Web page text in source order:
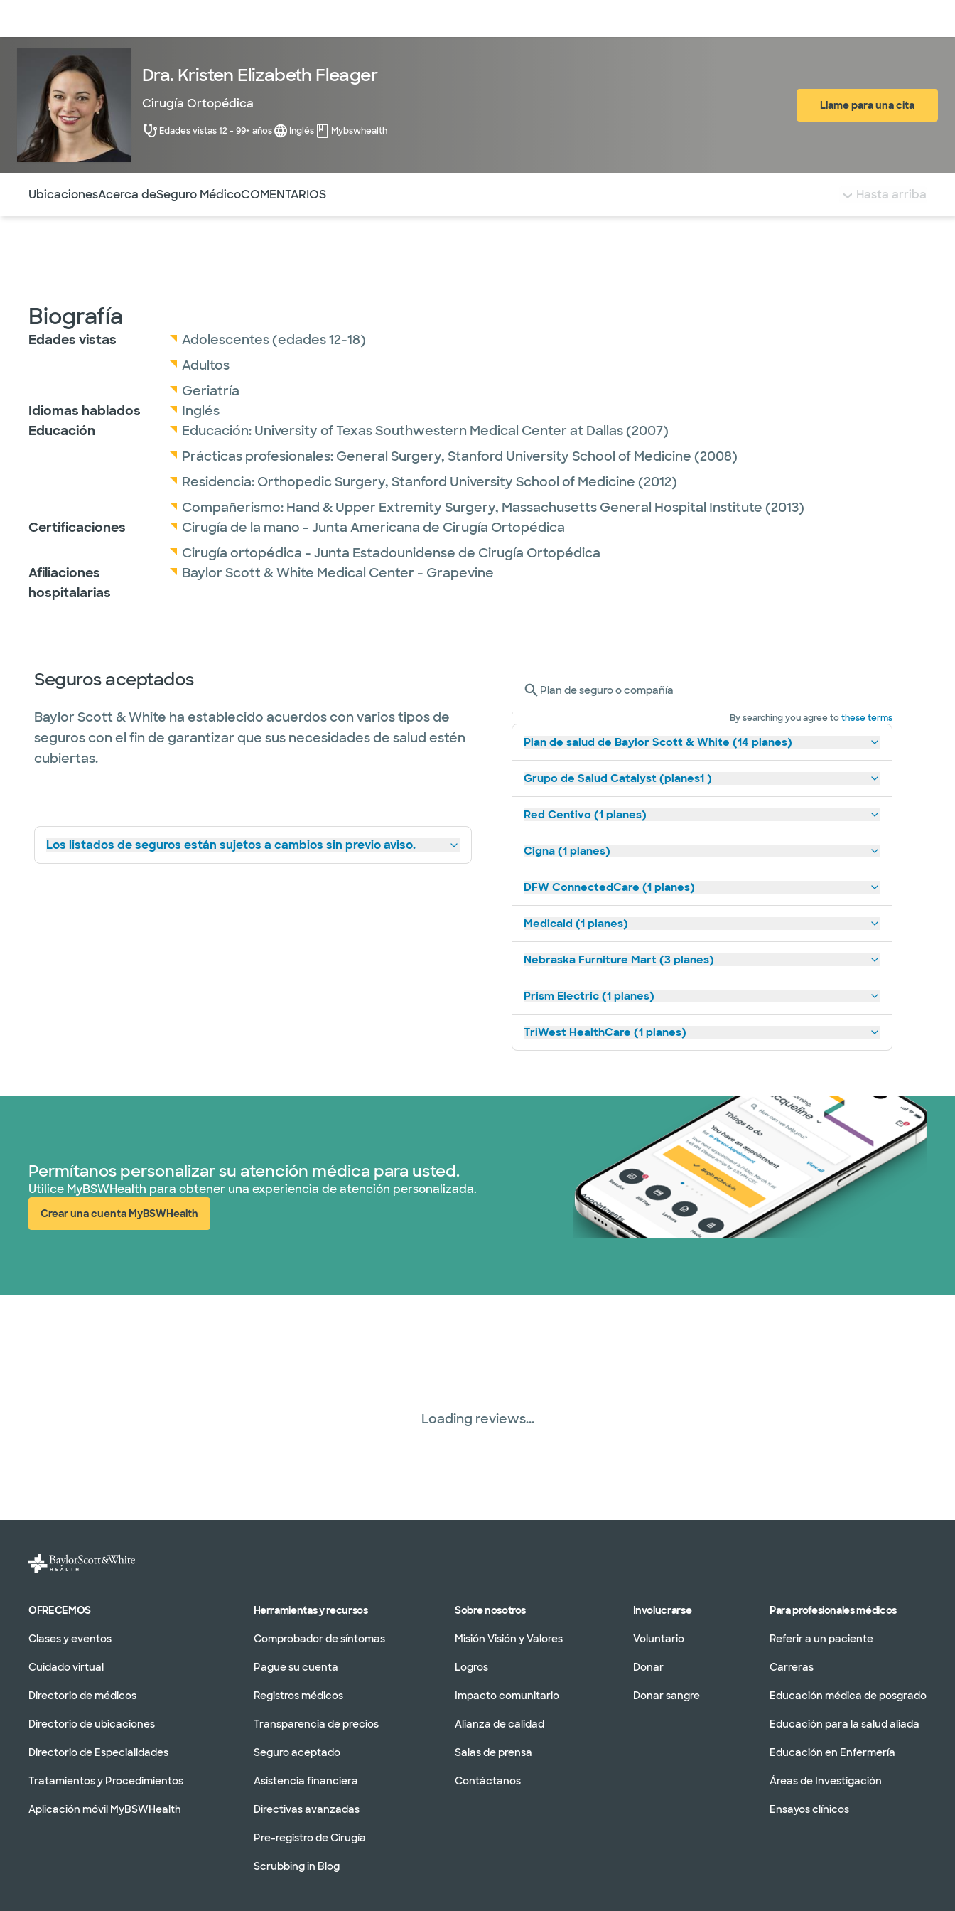
Dra. Kristen Elizabeth Fleager
Cirugía Ortopédica
Edades vistas 12 - 99+ años Inglés Mybswhealth
Llame para una cita
UbicacionesAcerca deSeguro MédicoCOMENTARIOS Hasta arriba
Biografía
Edades vistas
Adolescentes (edades 12-18)
Adultos
Geriatría
Idiomas hablados
Inglés
Educación
Educación: University of Texas Southwestern Medical Center at Dallas(2007)
Prácticas profesionales: General Surgery, Stanford University School of Medicine (2008)
Residencia: Orthopedic Surgery, Stanford University School of Medicine (2012)
Compañerismo: Hand & Upper Extremity Surgery, Massachusetts General Hospital Institute (2013)
Certificaciones
Cirugía de la mano - Junta Americana de Cirugía Ortopédica
Cirugía ortopédica - Junta Estadounidense de Cirugía Ortopédica
Afiliaciones
hospitalarias
Baylor Scott & White Medical Center - Grapevine
Seguros aceptados
Baylor Scott & White ha establecido acuerdos con varios tipos de
seguros con el fin de garantizar que sus necesidades de salud estén
cubiertas.
Los listados de seguros están sujetos a cambios sin previo aviso.
Plan de seguro o compañía
By searching you agree tothese terms
Plan de salud de Baylor Scott & White (14 planes)
Grupo de Salud Catalyst (planes1 )
Red Centivo (1 planes)
Cigna (1 planes)
DFW ConnectedCare (1 planes)
Medicaid (1 planes)
Nebraska Furniture Mart (3 planes)
Prism Electric (1 planes)
TriWest HealthCare (1 planes)
Permítanos personalizar su atención médica para usted.
Utilice MyBSWHealth para obtener una experiencia de atención personalizada.
Crear una cuenta MyBSWHealth
(abre en ventana nueva)
Loading reviews...
OFRECEMOS
Clases y eventos
Cuidado virtual
Directorio de médicos
Directorio de ubicaciones
Directorio de Especialidades
Tratamientos y Procedimientos
Aplicación móvil MyBSWHealth
Herramientas y recursos
Comprobador de síntomas
Pague su cuenta
Registros médicos
Transparencia de precios
Seguro aceptado
Asistencia financiera
Directivas avanzadas
Pre-registro de Cirugía
Scrubbing in Blog
Sobre nosotros
Misión Visión y Valores
Logros
Impacto comunitario
Alianza de calidad
Salas de prensa
Contáctanos
Involucrarse
Voluntario
Donar
Donar sangre
Para profesionales médicos
Referir a un paciente
Carreras
Educación médica de posgrado
Educación para la salud aliada
Educación en Enfermería
Áreas de Investigación
Ensayos clínicos